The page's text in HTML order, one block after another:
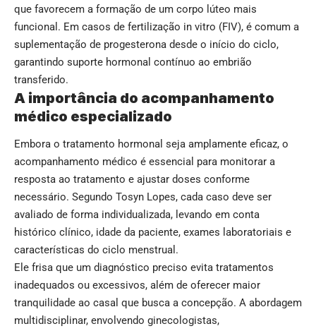
que favorecem a formação de um corpo lúteo mais
funcional. Em casos de fertilização in vitro (FIV), é comum a
suplementação de progesterona desde o início do ciclo,
garantindo suporte hormonal contínuo ao embrião
transferido.
A importância do acompanhamento
médico especializado
Embora o tratamento hormonal seja amplamente eficaz, o
acompanhamento médico é essencial para monitorar a
resposta ao tratamento e ajustar doses conforme
necessário. Segundo Tosyn Lopes, cada caso deve ser
avaliado de forma individualizada, levando em conta
histórico clínico, idade da paciente, exames laboratoriais e
características do ciclo menstrual.
Ele frisa que um diagnóstico preciso evita tratamentos
inadequados ou excessivos, além de oferecer maior
tranquilidade ao casal que busca a concepção. A abordagem
multidisciplinar, envolvendo ginecologistas,